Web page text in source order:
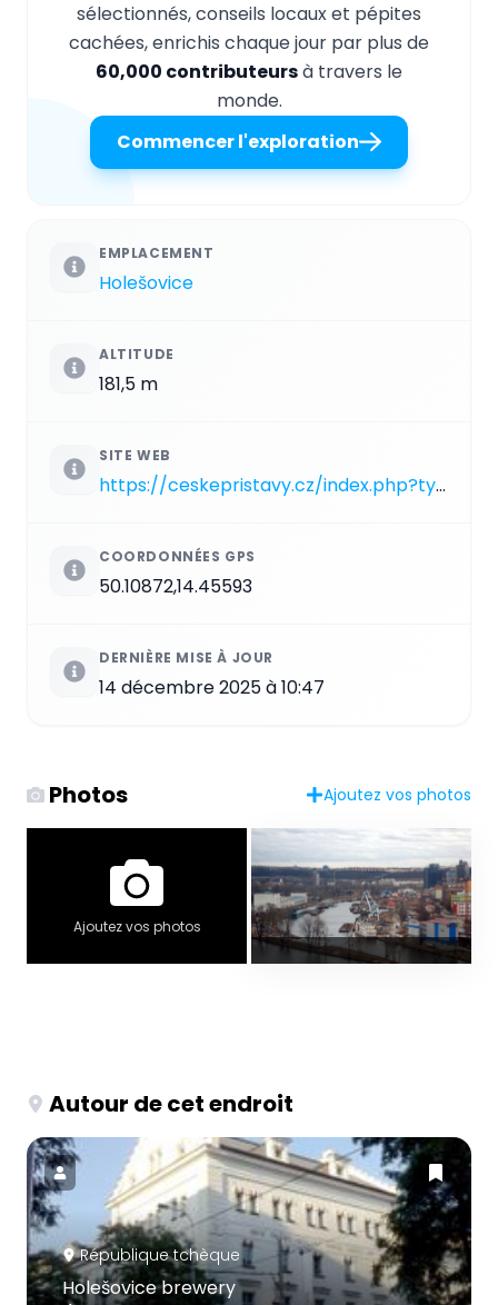
sélectionnés, conseils locaux et pépites
cachées, enrichis chaque jour par plus de
60,000 contributeursà travers le
monde.
Commencer l'exploration
EMPLACEMENT
Holešovice
ALTITUDE
181,5 m
SITE WEB
https://ceskepristavy.cz/index.php?typ=CBA&showid=67
COORDONNÉES GPS
50.10872,14.45593
DERNIÈRE MISE À JOUR
14 décembre 2025 à 10:47
Photos Ajoutez vos photos
Ajoutez vos photos
Autour de cet endroit
République tchèque
Holešovice brewery